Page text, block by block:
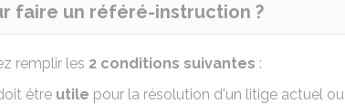
faire un référé-instruction ?
remplir les 2 conditions suivantes :
être utile pour la résolution d'un litige actuel ou